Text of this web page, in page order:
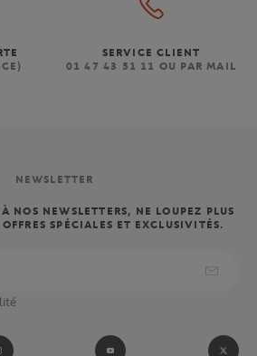
SERVICE CLIENT
01 47 43 51 11 OU PAR MAIL
NEWSLETTER
NOS NEWSLETTERS, NE LOUPEZ PLUS
SPÉCIALES ET EXCLUSIVITÉS.